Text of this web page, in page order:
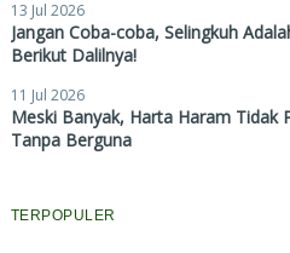
13 Jul 2026
Jangan Coba-coba, Selingkuh
Berikut Dalilnya!
11 Jul 2026
Meski Banyak, Harta Haram Tidak
Tanpa Berguna
TERPOPULER